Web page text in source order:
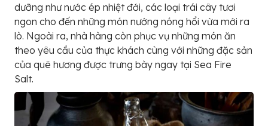
dưỡng như nước ép nhiệt đới, các loại trái cây tươi
ngon cho đến những món nướng nóng hổi vừa mới ra
lò. Ngoài ra, nhà hàng còn phục vụ những món ăn
theo yêu cầu của thực khách cùng với những đặc sản
của quê hương được trưng bày ngay tại Sea Fire
Salt.